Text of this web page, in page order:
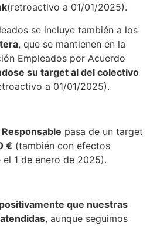
(retroactivo a 01/01/2025).
se incluye también a los
, que se mantienen en la
Empleados por Acuerdo
su target al del colectivo
a 01/01/2025).
Responsable pasa de un target
€ (también con efectos
1 de enero de 2025).
que nuestras
, aunque seguimos